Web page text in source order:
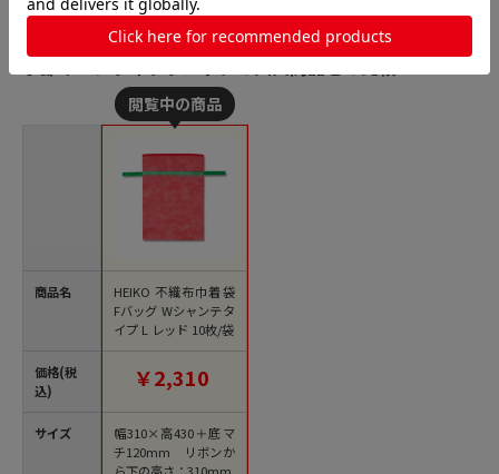
商品名
価格(税
込)
サイズ
HEIKO 不織布巾着袋
Fバッグ Wシャンテタ
イプ L レッド 10枚/袋
￥2,310
幅310×高430＋底マ
チ120mm リボンか